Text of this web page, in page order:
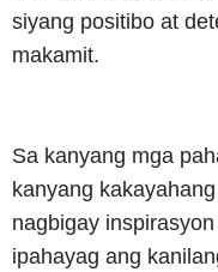
siyang positibo at
makamit.
Sa kanyang mga
kanyang
nagbigay
ipahayag ang